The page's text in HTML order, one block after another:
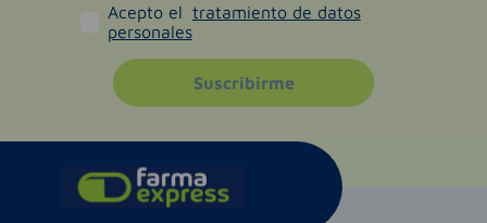
Acepto el tratamiento de datos
personales
Suscribirme